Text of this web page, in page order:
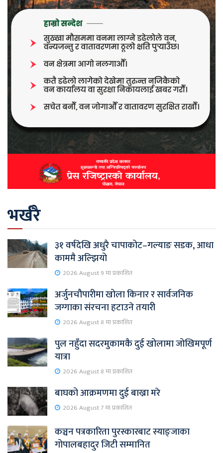
भर्खरै
३१ वर्षदेखि अधुरै चापाकोट–गल्याङ सडक, आधा
काममै अल्झियो
2026 August 9 मा प्रकाशित
अर्जुनचौपारीमा खोला किनार र सार्वजनिक
जग्गाका संरचना हटाउने तयारी
2026 August 8 मा प्रकाशित
पुल नहुँदा सदरमुकामकै दुई खोलामा जोखिमपूर्ण
यात्रा
2026 August 8 मा प्रकाशित
बाघको आक्रमणमा दुई बाख्रा मरे
2026 August 7 मा प्रकाशित
कञ्चन पत्रकारिता पुरस्कारबाट स्याङ्जाका
गोपालबहादुर जिटी सम्मानित